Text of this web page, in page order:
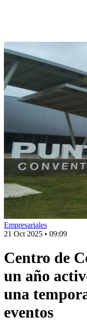
Empresariales
21 Oct 2025 • 09:09
Centro de
un año
una
eventos